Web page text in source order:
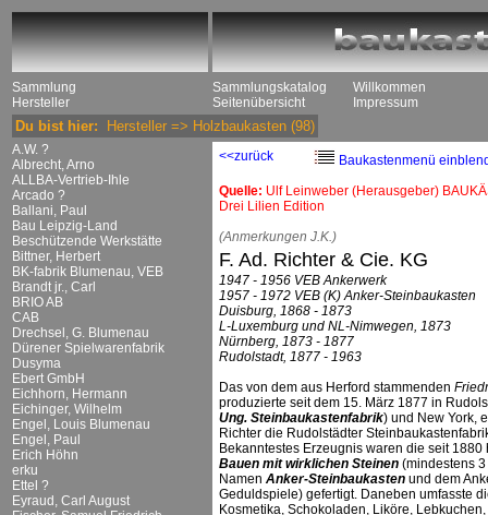
Sammlung
Hersteller
Sammlungskatalog
Seitenübersicht
Willkommen
Impressum
Du bist hier: Hersteller => Holzbaukasten (98)
A.W. ?
Albrecht, Arno
ALLBA-Vertrieb-Ihle
Arcado ?
Ballani, Paul
Bau Leipzig-Land
Beschützende Werkstätte
Bittner, Herbert
BK-fabrik Blumenau, VEB
Brandt jr., Carl
BRIO AB
CAB
Drechsel, G. Blumenau
Dürener Spielwarenfabrik
Dusyma
Ebert GmbH
Eichhorn, Hermann
Eichinger, Wilhelm
Engel, Louis Blumenau
Engel, Paul
Erich Höhn
erku
Ettel ?
Eyraud, Carl August
<<zurück
Baukastenmenü
Quelle: Ulf Leinweber (Herausgeber)
Drei Lilien Edition
(Anmerkungen J.K.)
F. Ad. Richter & Cie. KG
1947 - 1956 VEB Ankerwerk
1957 - 1972 VEB (K) Anker-Steinbaukasten
Duisburg, 1868 - 1873
L-Luxemburg und NL-Nimwegen, 1873
Nürnberg, 1873 - 1877
Rudolstadt, 1877 - 1963
Das von dem aus Herford stammenden
produzierte seit dem 15. März 1877 in
Ung. Steinbaukastenfabrik) und New York,
Richter die Rudolstädter
Bekanntestes Erzeugnis waren die seit
Bauen mit wirklichen Steinen (mindestens
Namen Anker-Steinbaukasten und dem
Geduldspiele) gefertigt. Daneben umfasste
Kosmetika, Schokoladen, Liköre,